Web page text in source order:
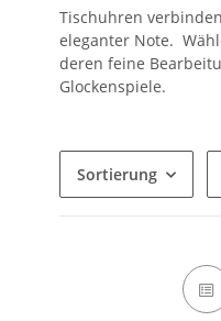
Tischuhren
eleganter Note.
deren feine
Glockenspiele.
Sortierung